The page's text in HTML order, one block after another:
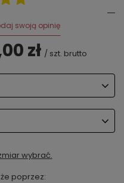
swoją opinię
zł / szt. brutto
wybrać.
poprzez: